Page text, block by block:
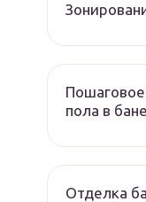
Пошаговое
пола в
Отделка